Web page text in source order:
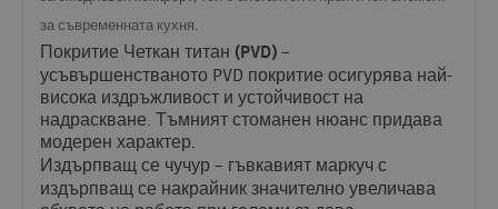
за съвременната кухня.
Покритие Четкан титан (PVD) –
усъвършенстваното PVD покритие осигурява най-
висока издръжливост и устойчивост на
надраскване. Тъмният стоманен нюанс придава
модерен характер.
Издърпващ се чучур – гъвкавият маркуч с
издърпващ се накрайник значително увеличава